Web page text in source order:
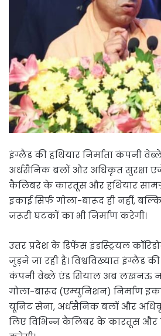
इंग्लैंड की हथियार निर्माता कंपनी
अर्धसैनिक बलों और अधिकृत सुरक्षा
कैलिबर के कारतूस और हथियार
इकाई सिर्फ गोला-बारूद ही नहीं,
जरूरी घटकों का भी निर्माण करेगी।
उत्तर प्रदेश के डिफेंस इंडस्ट्रियल
जुड़ने जा रही है। विश्वविख्यात इंग्लैंड की
कंपनी वेब्ले एंड सियाल अब लखनऊ
गोला-बारूद (एम्युनिशन) निर्माण
यूनिट सेना, अर्धसैनिक बलों और
लिए विभिन्न कैलिबर के कारतूस और